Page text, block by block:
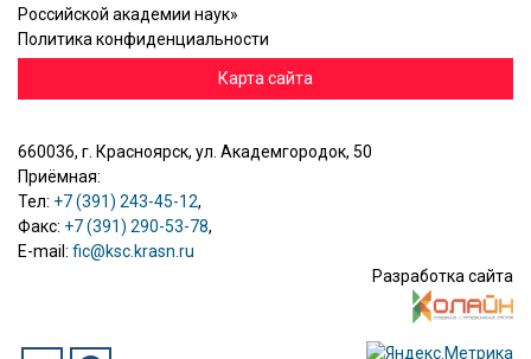
Российской академии наук»
Политика конфиденциальности
Карта сайта
660036, г. Красноярск, ул. Академгородок, 50
Приёмная:
Тел: +7 (391) 243-45-12,
Факс: +7 (391) 290-53-78,
E-mail: fic@ksc.krasn.ru
Разработка сайта